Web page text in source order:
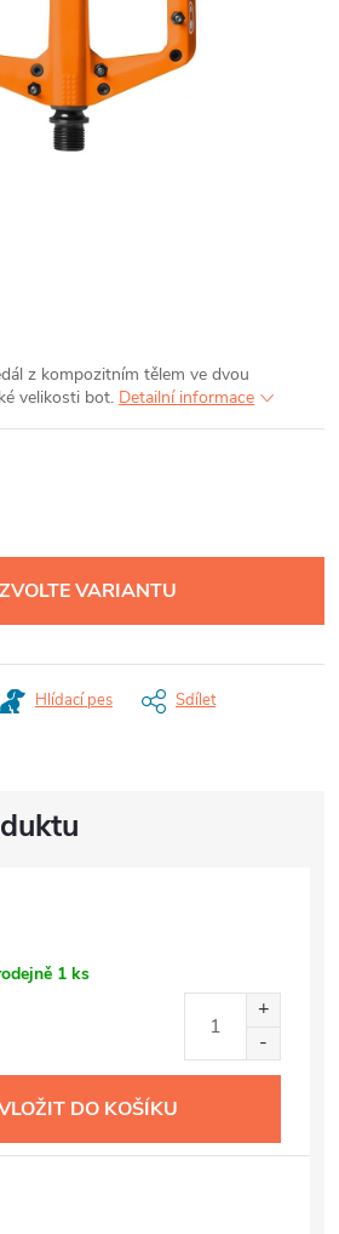
z kompozitním tělem ve dvou
velikosti bot. Detailní informace
ZVOLTE VARIANTU
Hlídací pes Sdílet
1 ks
DO KOŠÍKU